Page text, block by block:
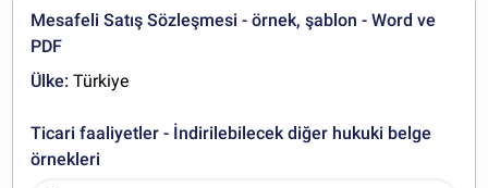
Mesafeli Satış Sözleşmesi - örnek, şablon - Word ve
PDF
Ülke: Türkiye
Ticari faaliyetler - İndirilebilecek diğer hukuki belge
örnekleri